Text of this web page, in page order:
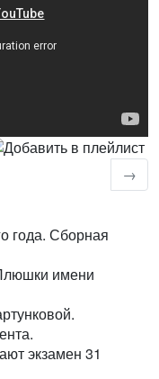
→
года. Сборная
имени
экзамен 31